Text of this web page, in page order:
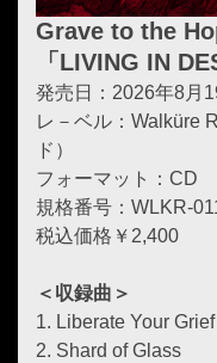
Grave to the
「LIVING IN
発売日：2026年8月
レ－ベル：Walküre
ド）
フォーマット：CD
規格番号：WLKR-
税込価格￥2,400
＜収録曲＞
1. Liberate Your Grief
2. Shard of Glass